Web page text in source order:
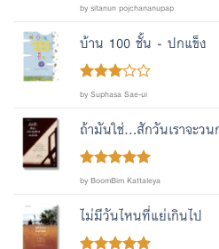
Rated4
by sitanun pojchananupap
บ้าน 100 ชั้น - ปกแข็ง
Rated
of 5
by Suphasa Sae-ui
ถ้ามันใช่...สักวันเราจะว
Rated5out
by BoomBim Kattaleya
ไม่มีวันไหนที่แย่เกินไป